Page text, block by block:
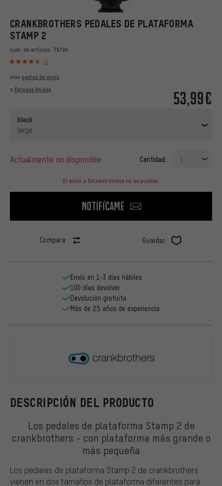
CRANKBROTHERS PEDALES DE PLATAFORMA
STAMP 2
núm. de artículo: 76724
10
53,99€
más gastos de envío
a Estados Unidos
black
large
actualmente no disponible Cantidad: 1
El envío a Estados Unidos no es posible.
Notifícame
Compara Guardar
DESCRIPCIÓN DEL PRODUCTO
Los pedales de plataforma Stamp 2 de
crankbrothers - con plataforma más grande o
más pequeña
Los pedales de plataforma Stamp 2 de crankbrothers
vienen en dos tamaños de plataforma diferentes para
Envío en 1-3 días hábiles
100 días devolver
Devolución gratuita
Más de 25 años de experiencia